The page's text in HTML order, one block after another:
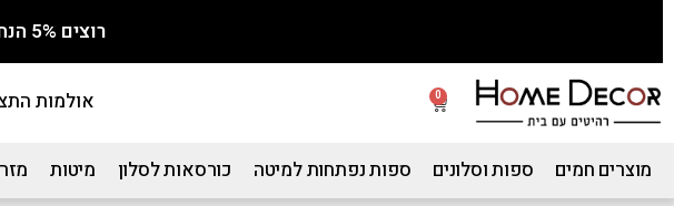
רוצים 5% הנחה לרכישה הראשונה? לחצו כאן!
0 אולמות
מוצרים חמים ספות וסלונים ספות נפתחות למיטה כורסאות לסלון מיטות